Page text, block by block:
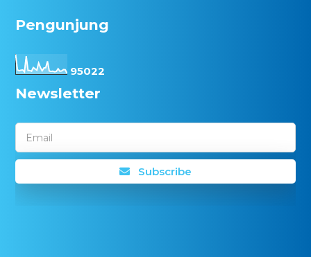
Pengunjung
95022
Newsletter
Email
Subscribe